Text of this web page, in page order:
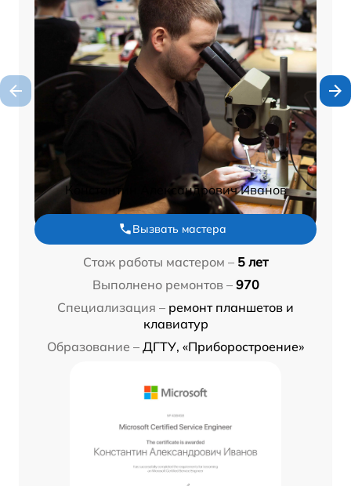
Константин Александрович Иванов
Вызвать мастера
Стаж работы мастером – 5 лет
Выполнено ремонтов – 970
Специализация – ремонт планшетов и
клавиатур
Образование – ДГТУ, «Приборостроение»